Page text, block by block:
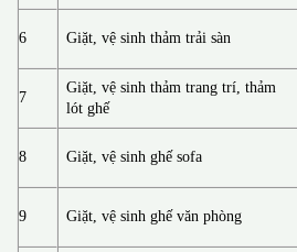
6 Giặt, vệ sinh thảm trải sàn
7
Giặt, vệ sinh thảm trang trí, thảm
lót ghế
8 Giặt, vệ sinh ghế sofa
9 Giặt, vệ sinh ghế văn phòng